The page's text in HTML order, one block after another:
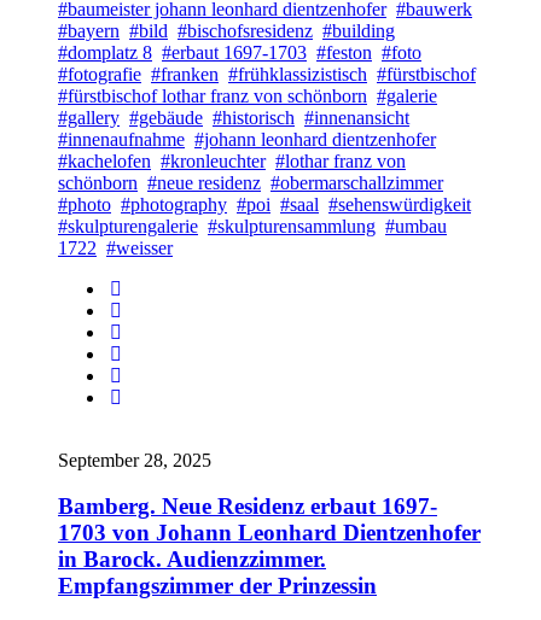
#baumeister johann leonhard dientzenhofer #bauwerk
#bayern #bild #bischofsresidenz #building
#domplatz 8 #erbaut 1697-1703 #feston #foto
#fotografie #franken #frühklassizistisch #fürstbischof
#fürstbischof lothar franz von schönborn #galerie
#gallery #gebäude #historisch #innenansicht
#innenaufnahme #johann leonhard dientzenhofer
#kachelofen #kronleuchter #lothar franz von
schönborn #neue residenz #obermarschallzimmer
#photo #photography #poi #saal #sehenswürdigkeit
#skulpturengalerie #skulpturensammlung #umbau
1722 #weisser
September 28, 2025
Bamberg. Neue Residenz erbaut 1697-
1703 von Johann Leonhard Dientzenhofer
in Barock. Audienzzimmer.
Empfangszimmer der Prinzessin